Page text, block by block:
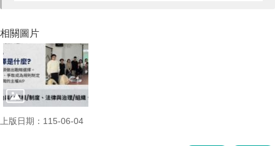
博
士
班
碩
士
班
相關圖片
上版日期：115-06-04